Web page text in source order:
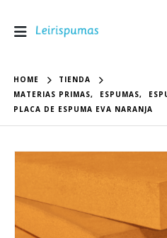
HOME
TIENDA
MATERIAS PRIMAS, ESPUMAS,
PLACA DE ESPUMA EVA NARANJA